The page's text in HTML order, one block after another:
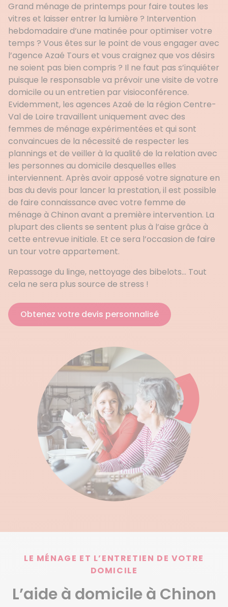
Grand ménage de printemps pour faire toutes les
vitres et laisser entrer la lumière ? Intervention
hebdomadaire d’une matinée pour optimiser votre
temps ? Vous êtes sur le point de vous engager avec
l’agence Azaé Tours et vous craignez que vos désirs
ne soient pas bien compris ? Il ne faut pas s’inquiéter
puisque le responsable va prévoir une visite de votre
domicile ou un entretien par visioconférence.
Evidemment, les agences Azaé de la région Centre-
Val de Loire travaillent uniquement avec des
femmes de ménage expérimentées et qui sont
convaincues de la nécessité de respecter les
plannings et de veiller à la qualité de la relation avec
les personnes au domicile desquelles elles
interviennent. Après avoir apposé votre signature en
bas du devis pour lancer la prestation, il est possible
de faire connaissance avec votre femme de
ménage à Chinon avant a première intervention. La
plupart des clients se sentent plus à l’aise grâce à
cette entrevue initiale. Et ce sera l’occasion de faire
un tour votre appartement.
Repassage du linge, nettoyage des bibelots… Tout
cela ne sera plus source de stress !
Obtenez votre devis personnalisé
LE MÉNAGE ET L’ENTRETIEN DE VOTRE
DOMICILE
L’aide à domicile à Chinon